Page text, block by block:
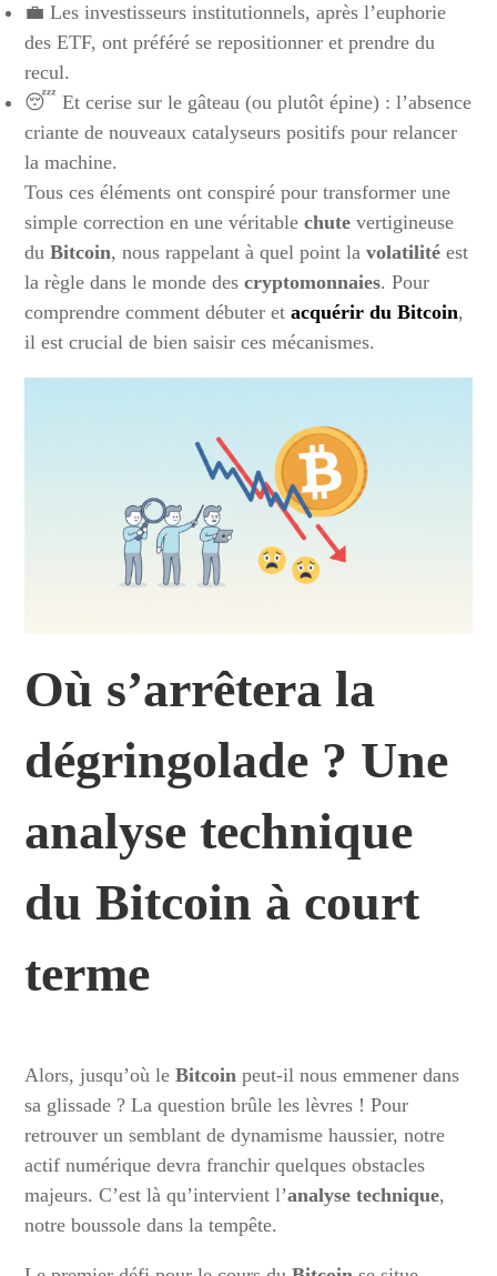
💼 Les investisseurs institutionnels, après l’euphorie
des ETF, ont préféré se repositionner et prendre du
recul.
😴 Et cerise sur le gâteau (ou plutôt épine) : l’absence
criante de nouveaux catalyseurs positifs pour relancer
la machine.
Tous ces éléments ont conspiré pour transformer une
simple correction en une véritablechute vertigineuse
duBitcoin, nous rappelant à quel point lavolatilité est
la règle dans le monde descryptomonnaies. Pour
comprendre comment débuter etacquérir du Bitcoin,
il est crucial de bien saisir ces mécanismes.
Où s’arrêtera la
dégringolade ? Une
analyse technique
du Bitcoin à court
terme
Alors, jusqu’où leBitcoin peut-il nous emmener dans
sa glissade ? La question brûle les lèvres ! Pour
retrouver un semblant de dynamisme haussier, notre
actif numérique devra franchir quelques obstacles
majeurs. C’est là qu’intervient l’analyse technique,
notre boussole dans la tempête.